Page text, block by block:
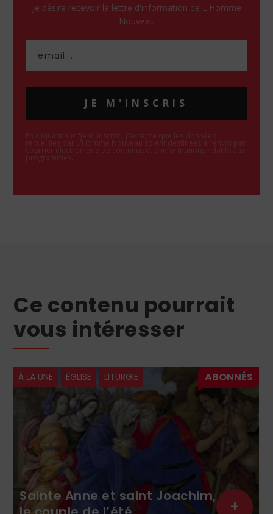
Je désire recevoir la lettre d'information de L'Homme
Nouveau
JE M'INSCRIS
En cliquant sur "Je m'inscris", j'accepte que les données
recueillies par L'Homme Nouveau soient destinées à l'envoi par
courrier électronique de contenus et d'informations relatifs aux
programmes.
Ce contenu pourrait
vous intéresser
À LA UNE ÉGLISE LITURGIE
Sainte Anne et saint Joachim,
+